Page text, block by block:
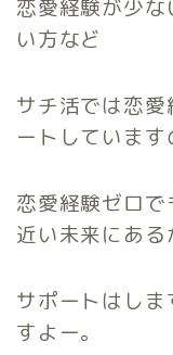
恋愛経験が少
い方など
サチ活では恋
ートしています
恋愛経験ゼロ
近い未来にある
サポートはし
すよー。